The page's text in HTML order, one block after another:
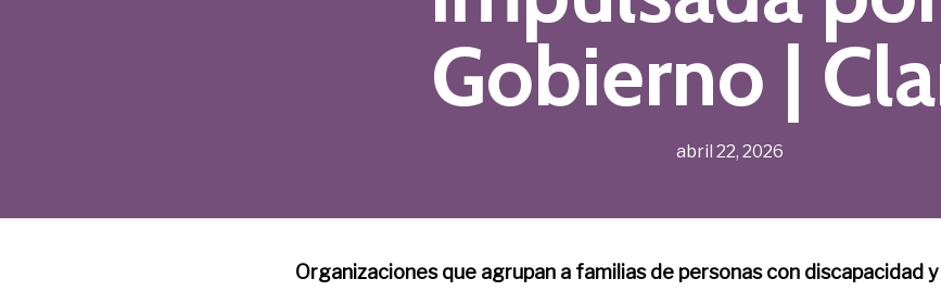
Gobierno |
abril 22, 2026
Organizaciones que agrupan a familias de personas con discapacidad